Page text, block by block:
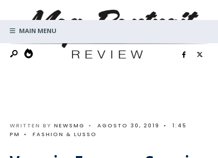
contentMAIN MENU
WRITTEN BY NEWSMG • AGOSTO 30, 2019 •
1:45
PM
• FASHION & LUSSO